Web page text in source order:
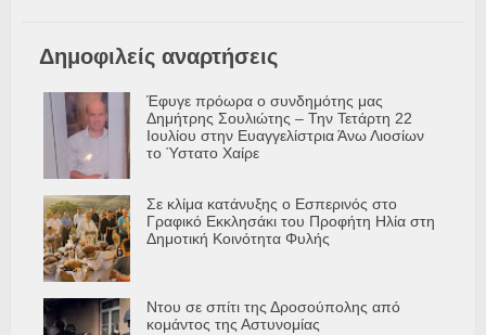
Δημοφιλείς αναρτήσεις
Έφυγε πρόωρα ο συνδημότης μας
Δημήτρης Σουλιώτης – Την Τετάρτη 22
Ιουλίου στην Ευαγγελίστρια Άνω Λιοσίων
το Ύστατο Χαίρε
Σε κλίμα κατάνυξης ο Εσπερινός στο
Γραφικό Εκκλησάκι του Προφήτη Ηλία στη
Δημοτική Κοινότητα Φυλής
Ντου σε σπίτι της Δροσούπολης από
κομάντος της Αστυνομίας